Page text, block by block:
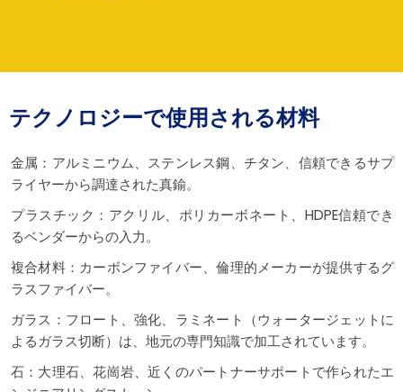
テクノロジーで使用される材料
金属：アルミニウム、ステンレス鋼、チタン、信頼できるサプ
ライヤーから調達された真鍮。
プラスチック：アクリル、ポリカーボネート、HDPE信頼でき
るベンダーからの入力。
複合材料：カーボンファイバー、倫理的メーカーが提供するグ
ラスファイバー。
ガラス：フロート、強化、ラミネート（ウォータージェットに
よるガラス切断）は、地元の専門知識で加工されています。
石：大理石、花崗岩、近くのパートナーサポートで作られたエ